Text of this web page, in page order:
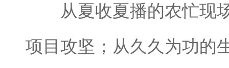
从夏收夏播的农忙现
项目攻坚；从久久为功的